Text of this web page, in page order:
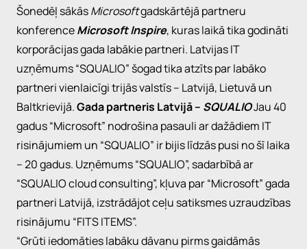
Šonedēļ sākāsMicrosoftgadskārtējā partneru
konferenceMicrosoft Inspire, kuras laikā tika godināti
korporācijas gada labākie partneri. Latvijas IT
uzņēmums “SQUALIO” šogad tika atzīts par labāko
partneri vienlaicīgi trijās valstīs – Latvijā, Lietuvā un
Baltkrievijā.Gada partneris Latvijā – SQUALIOJau 40
gadus “Microsoft” nodrošina pasauli ar dažādiem IT
risinājumiem un “SQUALIO” ir bijis līdzās pusi no šī laika
– 20 gadus. Uzņēmums “SQUALIO”, sadarbībā ar
“SQUALIO cloud consulting”, kļuva par “Microsoft” gada
partneri Latvijā, izstrādājot ceļu satiksmes uzraudzības
risinājumu “FITS ITEMS”.
“Grūti iedomāties labāku dāvanu pirms gaidāmās